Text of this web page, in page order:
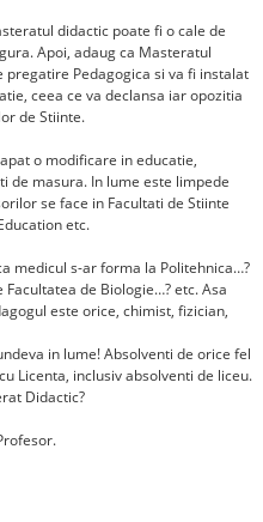
didactic poate fi o cale de
Apoi, adaug ca Masteratul
Pedagogica si va fi instalat
ceea ce va declansa iar opozitia
de Stiinte.
o modificare in educatie,
de masura. In lume este limpede
se face in Facultati de Stiinte
etc.
medicul s-ar forma la Politehnica…?
de Biologie…? etc. Asa
este orice, chimist, fizician,
in lume! Absolventi de orice fel
Licenta, inclusiv absolventi de liceu.
Didactic?